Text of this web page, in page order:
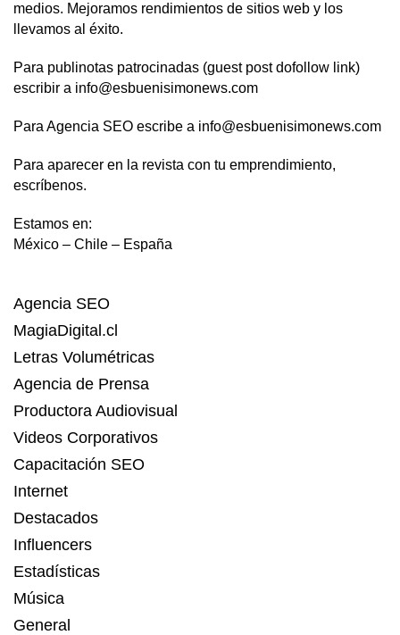
medios. Mejoramos rendimientos de sitios web y los
llevamos al éxito.
Para publinotas patrocinadas (guest post dofollow link)
escribir a info@esbuenisimonews.com
Para Agencia SEO escribe a info@esbuenisimonews.com
Para aparecer en la revista con tu emprendimiento,
escríbenos.
Estamos en:
México – Chile – España
Agencia SEO
MagiaDigital.cl
Letras Volumétricas
Agencia de Prensa
Productora Audiovisual
Videos Corporativos
Capacitación SEO
Internet
Destacados
Influencers
Estadísticas
Música
General